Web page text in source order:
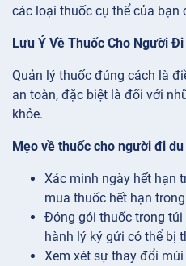
các loại thuốc cụ thể của bạn
Lưu Ý Về Thuốc Cho Người
Quản lý thuốc đúng cách là
an toàn, đặc biệt là đối với
khỏe.
Mẹo về thuốc cho người đi
Xác minh ngày hết hạn
mua thuốc hết hạn
Đóng gói thuốc trong túi
hành lý ký gửi có thể bị
Xem xét sự thay đổi